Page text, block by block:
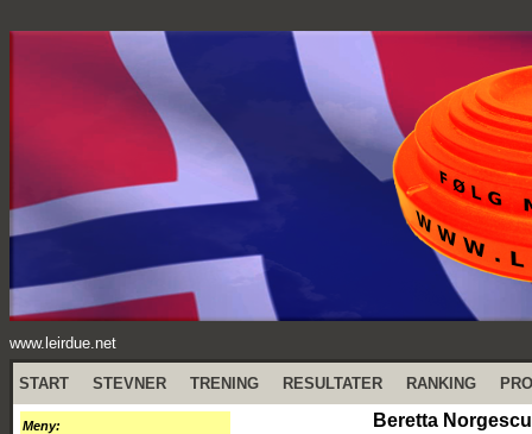
www.leirdue.net
START STEVNER TRENING RESULTATER RANKING
Meny: Beretta